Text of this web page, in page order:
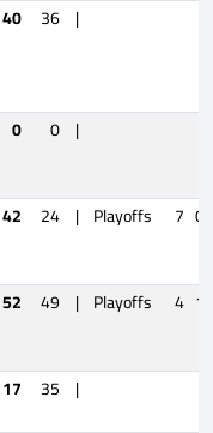
40 36 |
0 0 |
42 24 | Playoffs 7 0
52 49 | Playoffs 4 1
17 35 |